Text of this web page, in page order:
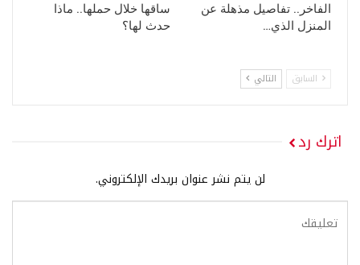
الفاخر.. تفاصيل مذهلة عن
المنزل الذي…
ساقها خلال حملها.. ماذا
حدث لها؟
السابق التالي
اترك رد
لن يتم نشر عنوان بريدك الإلكتروني.